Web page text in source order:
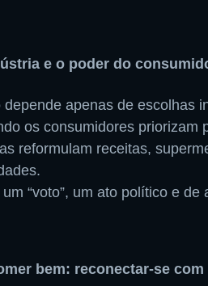
e o poder do
depende apenas de escolhas
os consumidores priorizam
reformulam receitas,
“voto”, um ato político e
bem: reconectar-se com